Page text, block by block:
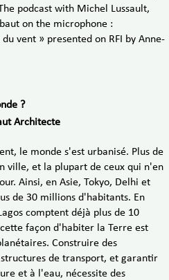
podcast with Michel Lussault,
on the microphone :
vent » presented on RFI by Anne-
?
Architecte
le monde s'est urbanisé. Plus de
ville, et la plupart de ceux qui n'en
Ainsi, en Asie, Tokyo, Delhi et
de 30 millions d'habitants. En
comptent déjà plus de 10
façon d'habiter la Terre est
Construire des
de transport, et garantir
et à l'eau, nécessite des